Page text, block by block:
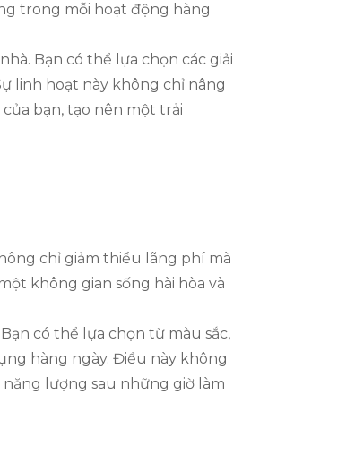
trong mỗi hoạt động hàng
Bạn có thể lựa chọn các giải
linh hoạt này không chỉ nâng
bạn, tạo nên một trải
chỉ giảm thiểu lãng phí mà
không gian sống hài hòa và
có thể lựa chọn từ màu sắc,
hàng ngày. Điều này không
lượng sau những giờ làm